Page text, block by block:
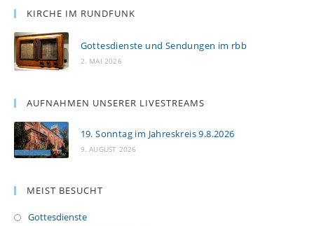
KIRCHE IM RUNDFUNK
Gottesdienste und Sendungen im rbb
2. MAI 2026
AUFNAHMEN UNSERER LIVESTREAMS
19. Sonntag im Jahreskreis 9.8.2026
9. AUGUST 2026
MEIST BESUCHT
Gottesdienste